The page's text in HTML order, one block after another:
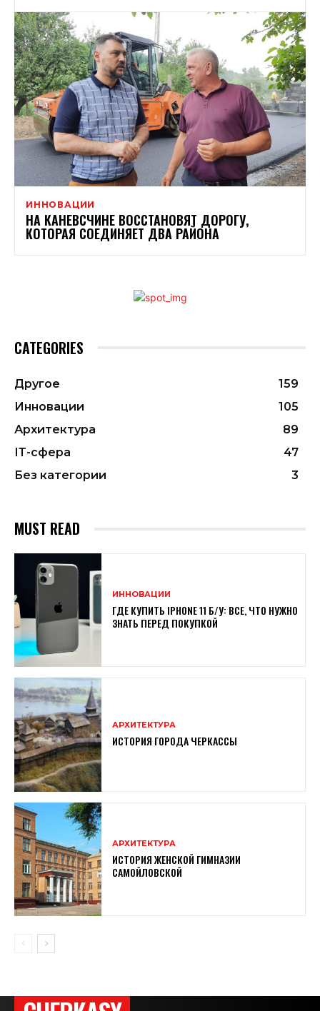
ИННОВАЦИИ
НА КАНЕВСЧИНЕ ВОССТАНОВЯТ ДОРОГУ,
КОТОРАЯ СОЕДИНЯЕТ ДВА РАЙОНА
CATEGORIES
Другое
159
Инновации
105
Архитектура
89
ІТ-сфера
47
Без категории
3
MUST READ
ИННОВАЦИИ
ГДЕ КУПИТЬ IPHONE 11 Б/У: ВСЕ, ЧТО НУЖНО
ЗНАТЬ ПЕРЕД ПОКУПКОЙ
АРХИТЕКТУРА
ИСТОРИЯ ГОРОДА ЧЕРКАССЫ
АРХИТЕКТУРА
ИСТОРИЯ ЖЕНСКОЙ ГИМНАЗИИ
САМОЙЛОВСКОЙ